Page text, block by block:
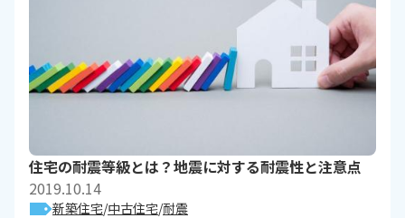
住宅の耐震等級とは？地震に対する耐震性と注意点
2019.10.14
新築住宅 中古住宅 耐震